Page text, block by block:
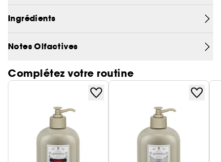
Ingrédients
Notes Olfactives
Complétez votre routine